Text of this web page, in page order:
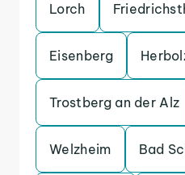
Lorch
Eisenberg
Trostberg an der Alz
Welzheim Bad